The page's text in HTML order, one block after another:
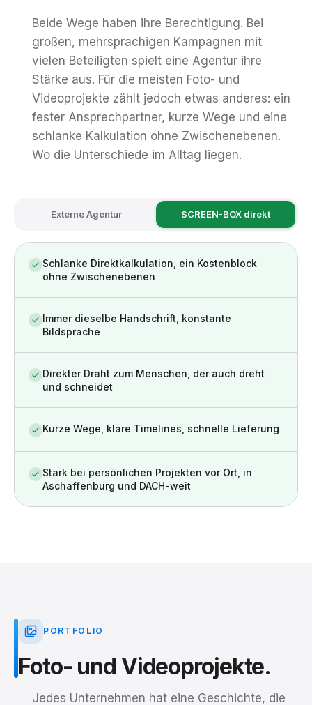
Beide Wege haben ihre Berechtigung. Bei
großen, mehrsprachigen Kampagnen mit
vielen Beteiligten spielt eine Agentur ihre
Stärke aus. Für die meisten Foto- und
Videoprojekte zählt jedoch etwas anderes: ein
fester Ansprechpartner, kurze Wege und eine
schlanke Kalkulation ohne Zwischenebenen.
Wo die Unterschiede im Alltag liegen.
Externe Agentur SCREEN-BOX direkt
Schlanke Direktkalkulation, ein Kostenblock
ohne Zwischenebenen
Immer dieselbe Handschrift, konstante
Bildsprache
Direkter Draht zum Menschen, der auch dreht
und schneidet
Kurze Wege, klare Timelines, schnelle Lieferung
Stark bei persönlichen Projekten vor Ort, in
Aschaffenburg und DACH-weit
PORTFOLIO
Foto- und Videoprojekte.
Jedes Unternehmen hat eine Geschichte, die